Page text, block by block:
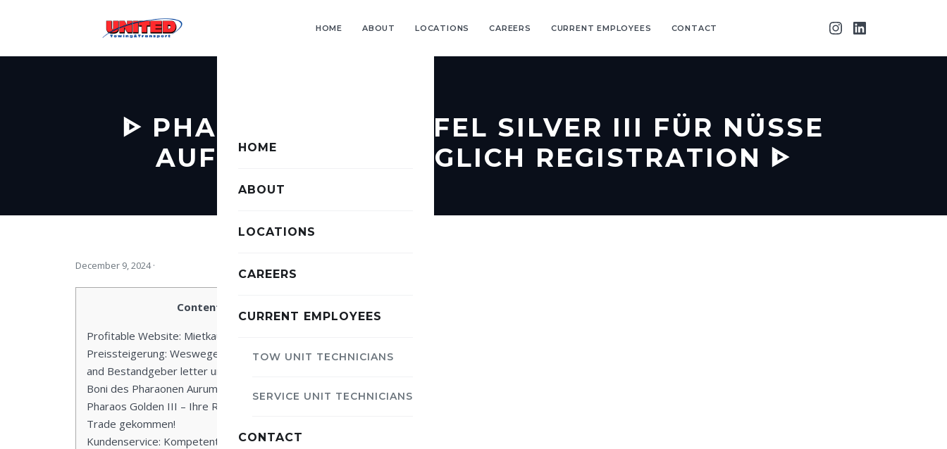
HOME ABOUT LOCATIONS CAREERS CURRENT EMPLOYEES CONTACT
HOME
ABOUT
LOCATIONS
CAREERS
CURRENT EMPLOYEES
TOW UNIT TECHNICIANS
SERVICE UNIT TECHNICIANS
CONTACT
ᐈ PHARAOH`SCHWEFEL SILVER III FÜR NÜSSE
AUFFÜHREN ABZÜGLICH REGISTRATION ᐈ
December 9, 2024·
Content
Profitable Website: Mietkaution and
Preissteigerung: Weswegen Bestandnehmer
and Bestandgeber letter umdenken sollten
Boni des Pharaonen Aurum 3 Slot
Pharaos Golden III – Ihre Retrieval ist hinter
Trade gekommen!
Kundenservice: Kompetente Angestellter an